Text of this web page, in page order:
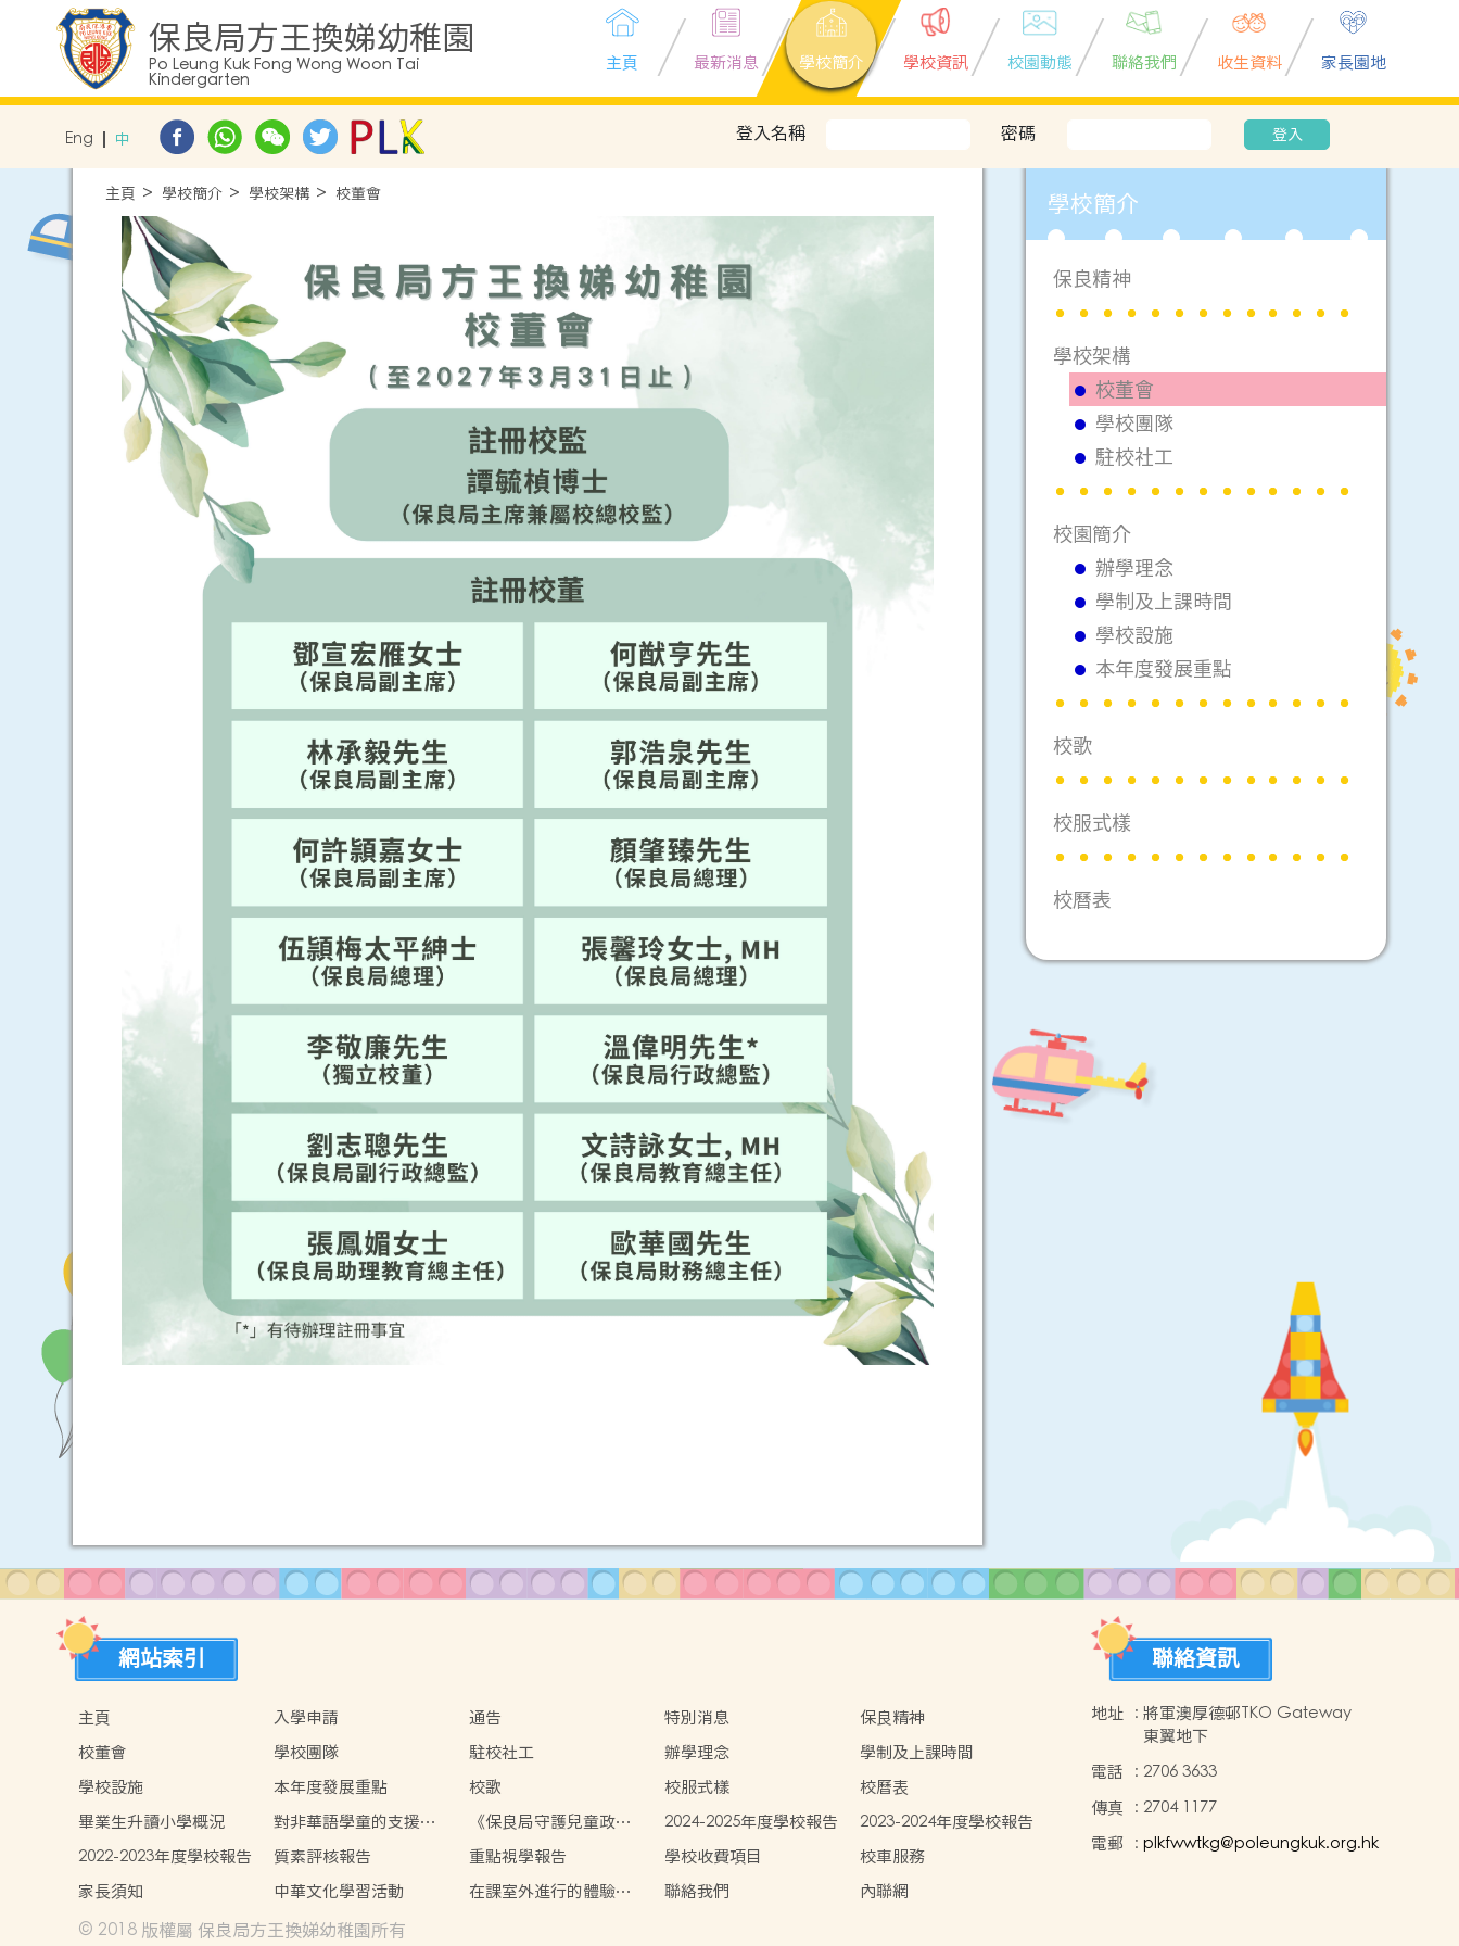
保良局方王換娣幼稚園
Po Leung Kuk Fong Wong Woon Tai
Kindergarten
主頁 最新消息 學校簡介 學校資訊 校園動態 聯絡我們 收生資料 家長園地
Eng 中 登入名稱 密碼 登入
主頁 學校簡介 學校架構 校董會 學校簡介
保良精神
學校架構
校董會
學校團隊
駐校社工
校園簡介
辦學理念
學制及上課時間
學校設施
本年度發展重點
校歌
校服式樣
校曆表
網站索引
主頁 入學申請 通告 特別消息
保良精神
校董會
學校團隊 駐校社工 辦學理念
學制及上課時間
學校設施
本年度發展重點 校歌 校服式樣
校曆表
畢業生升讀小學概況
對非華語學童的支援措
施
《保良局守護兒童政
策》
2024-2025年度學校報告
2023-2024年度學校報告
2022-2023年度學校報告
質素評核報告 重點視學報告 學校收費項目
校車服務
家長須知
中華文化學習活動
在課室外進行的體驗式
聯絡我們 內聯網
聯絡資訊
地址 : 將軍澳厚德邨TKO Gateway
東翼地下
電話 : 2706 3633
傳真 : 2704 1177
電郵 : plkfwwtkg@poleungkuk.org.hk
© 2018 版權屬 保良局方王換娣幼稚園所有